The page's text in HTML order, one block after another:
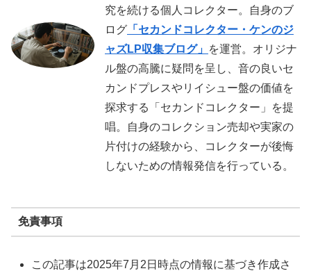
究を続ける個人コレクター。自身のブ
ログ 「セカンドコレクター・ケンのジ
ャズLP収集ブログ」 を運営。オリジナ
ル盤の高騰に疑問を呈し、音の良いセ
カンドプレスやリイシュー盤の価値を
探求する「セカンドコレクター」を提
唱。自身のコレクション売却や実家の
片付けの経験から、コレクターが後悔
しないための情報発信を行っている。
免責事項
この記事は2025年7月2日時点の情報に基づき作成さ